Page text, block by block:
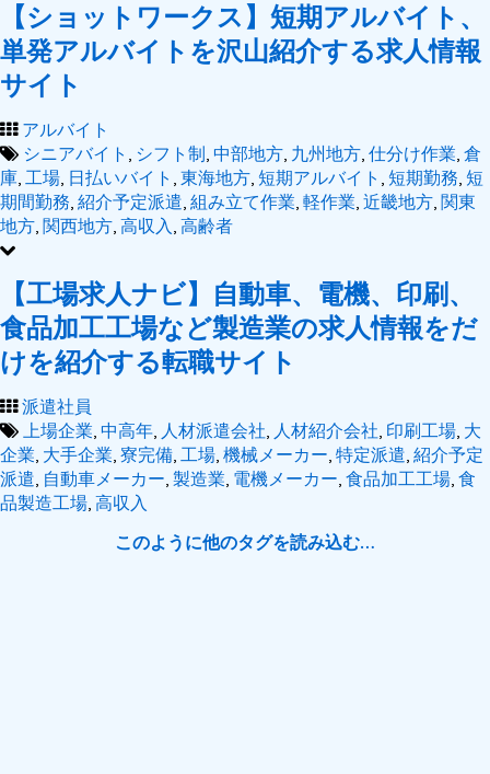
【ショットワークス】短期アルバイト、
単発アルバイトを沢山紹介する求人情報
サイト
アルバイト
シニアバイト , シフト制, 中部地方, 九州地方, 仕分け作業, 倉
庫, 工場, 日払いバイト , 東海地方, 短期アルバイト , 短期勤務, 短
期間勤務, 紹介予定派遣, 組み立て作業, 軽作業, 近畿地方, 関東
地方, 関西地方, 高収入, 高齢者
【工場求人ナビ】自動車、電機、印刷、
食品加工工場など製造業の求人情報をだ
けを紹介する転職サイト
派遣社員
上場企業, 中高年, 人材派遣会社, 人材紹介会社, 印刷工場, 大
企業, 大手企業, 寮完備, 工場, 機械メーカー, 特定派遣, 紹介予定
派遣, 自動車メーカー, 製造業, 電機メーカー, 食品加工工場, 食
品製造工場, 高収入
このように他のタグを読み込む…